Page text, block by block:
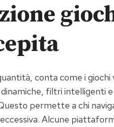
conta come i
filtri intelligenti
permette a chi
Alcune